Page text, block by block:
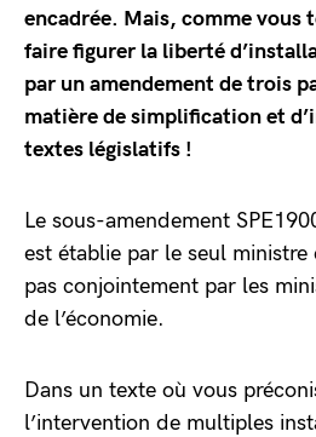
encadrée. Mais, comme vous
faire figurer la liberté
par un amendement de trois
matière de simplification et
textes législatifs !
Le sous-amendement
est établie par le seul
pas conjointement par les
de l’économie.
Dans un texte où vous
l’intervention de multiples